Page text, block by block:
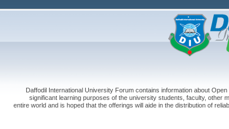
Daffodil International University Forum contains information about
significant learning purposes of the university students, faculty, other
entire world and is hoped that the offerings will aide in the distribution of